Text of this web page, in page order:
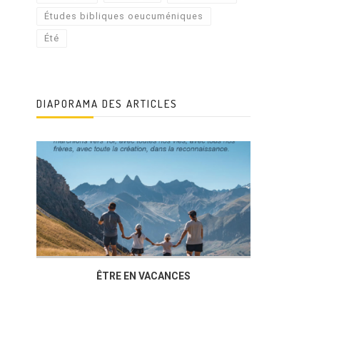
Études bibliques oeucuméniques
Été
DIAPORAMA DES ARTICLES
ÊTRE EN VACANCES